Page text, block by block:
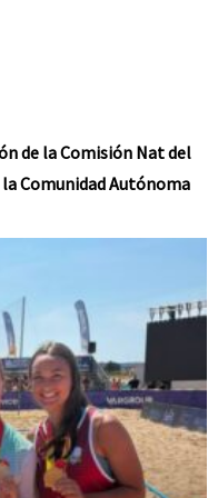
de la Comisión Nat del
Comunidad Autónoma